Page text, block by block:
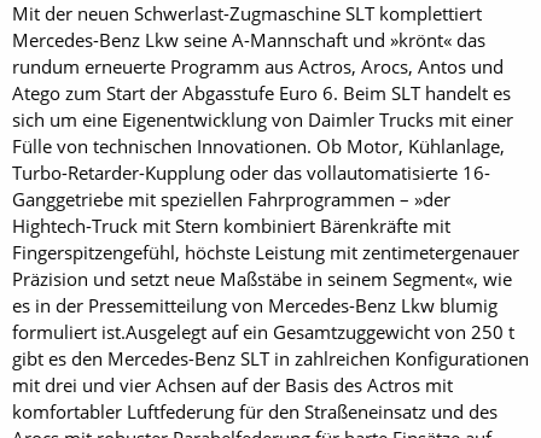
Mit der neuen Schwerlast-Zugmaschine SLT komplettiert
Mercedes-Benz Lkw seine A-Mannschaft und »krönt« das
rundum erneuerte Programm aus Actros, Arocs, Antos und
Atego zum Start der Abgasstufe Euro 6. Beim SLT handelt es
sich um eine Eigenentwicklung von Daimler Trucks mit einer
Fülle von technischen Innovationen. Ob Motor, Kühlanlage,
Turbo-Retarder-Kupplung oder das vollautomatisierte 16-
Ganggetriebe mit speziellen Fahrprogrammen – »der
Hightech-Truck mit Stern kombiniert Bärenkräfte mit
Fingerspitzengefühl, höchste Leistung mit zentimetergenauer
Präzision und setzt neue Maßstäbe in seinem Segment«, wie
es in der Pressemitteilung von Mercedes-Benz Lkw blumig
formuliert ist.Ausgelegt auf ein Gesamtzuggewicht von 250 t
gibt es den Mercedes-Benz SLT in zahlreichen Konfigurationen
mit drei und vier Achsen auf der Basis des Actros mit
komfortabler Luftfederung für den Straßeneinsatz und des